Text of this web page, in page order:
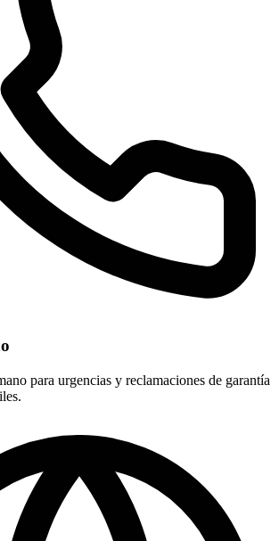
para urgencias y reclamaciones de garantía